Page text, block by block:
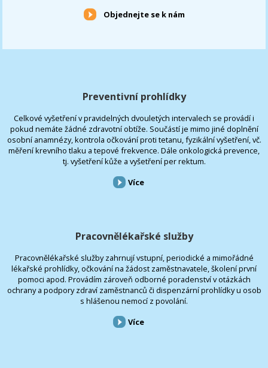
Objednejte se k nám
Preventivní prohlídky
Celkové vyšetření v pravidelných dvouletých intervalech se provádí i
pokud nemáte žádné zdravotní obtíže. Součástí je mimo jiné doplnění
osobní anamnézy, kontrola očkování proti tetanu, fyzikální vyšetření, vč.
měření krevního tlaku a tepové frekvence. Dále onkologická prevence,
tj. vyšetření kůže a vyšetření per rektum.
Více
Pracovnělékařské služby
Pracovnělékařské služby zahrnují vstupní, periodické a mimořádné
lékařské prohlídky, očkování na žádost zaměstnavatele, školení první
pomoci apod. Provádím zároveň odborné poradenství v otázkách
ochrany a podpory zdraví zaměstnanců či dispenzární prohlídky u osob
s hlášenou nemocí z povolání.
Více